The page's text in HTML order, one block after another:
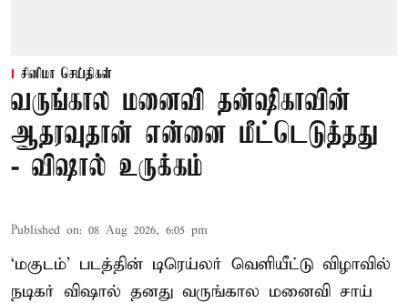
சினிமா செய்திகள்
வருங்கால மனைவி தன்ஷிகாவின்
ஆதரவுதான் என்னை மீட்டெடுத்தது
- விஷால் உருக்கம்
Published on: 08 Aug 2026, 6:05 pm
‘மகுடம்’ படத்தின் டிரெய்லர் வெளியீட்டு விழாவில்
நடிகர் விஷால் தனது வருங்கால மனைவி சாய்